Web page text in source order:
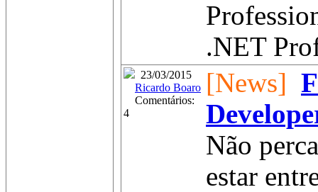
.NET
23/03/2015
Ricardo Boaro
Comentários:
4
[News]
Não
estar